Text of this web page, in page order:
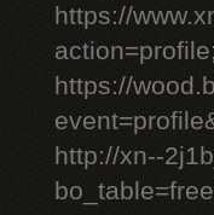
https://
https://
http://xn--